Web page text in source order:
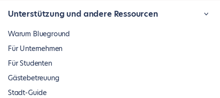
Unterstützung und andere Ressourcen
Warum Blueground
Für Unternehmen
Für Studenten
Gästebetreuung
Stadt-Guide